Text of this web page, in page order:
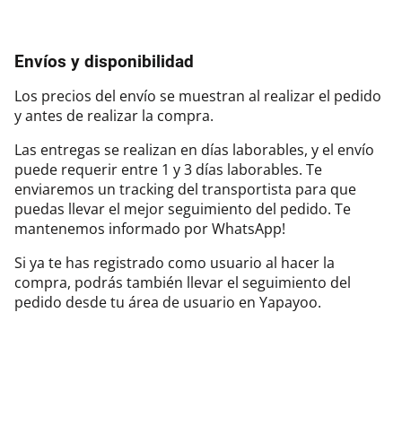
Envíos y disponibilidad
Los precios del envío se muestran al realizar el pedido
y antes de realizar la compra.
Las entregas se realizan en días laborables, y el envío
puede requerir entre 1 y 3 días laborables. Te
enviaremos un tracking del transportista para que
puedas llevar el mejor seguimiento del pedido. Te
mantenemos informado por WhatsApp!
Si ya te has registrado como usuario al hacer la
compra, podrás también llevar el seguimiento del
pedido desde tu área de usuario en Yapayoo.